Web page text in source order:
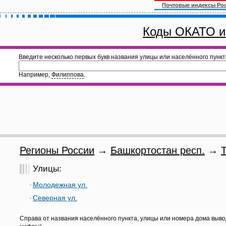
Почтовые индексы
Коды ОКАТО
Введите несколько первых букв названия улицы или населённого
Например, Филиппова.
Регионы России → Башкортостан респ. →
Улицы:
Молодежная ул.
Северная ул.
Справа от названия населённого пункта, улицы или номера дома